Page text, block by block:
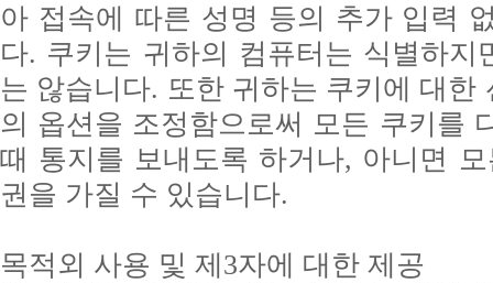
아 접속에 따른 성명 등의 추가 입력
다. 쿠키는 귀하의 컴퓨터는 식별하
는 않습니다. 또한 귀하는 쿠키에 대
의 옵션을 조정함으로써 모든 쿠키를
때 통지를 보내도록 하거나, 아니면
권을 가질 수 있습니다.
목적외 사용 및 제3자에 대한 제공